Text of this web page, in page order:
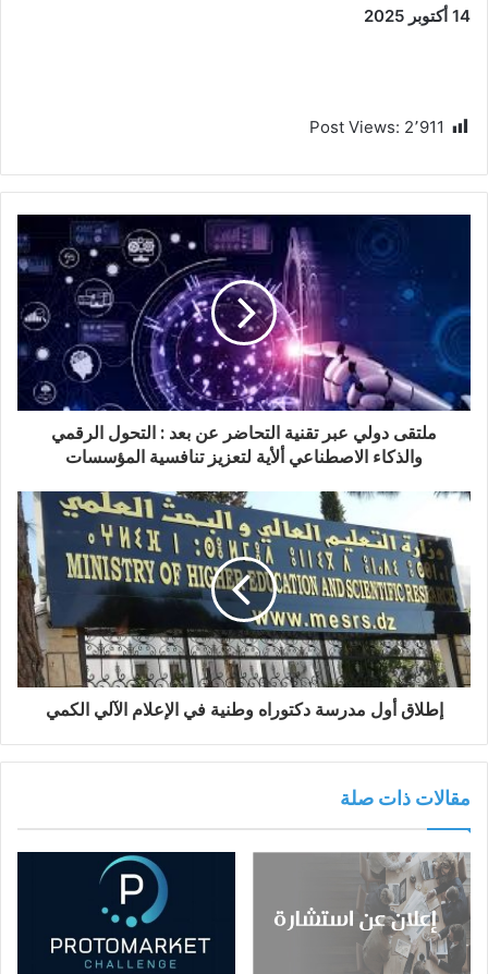
14 أكتوبر 2025
Post Views: 2٬911
ملتقى دولي عبر تقنية التحاضر عن بعد : التحول الرقمي
والذكاء الاصطناعي ألأية لتعزيز تنافسية المؤسسات
إطلاق أول مدرسة دكتوراه وطنية في الإعلام الآلي الكمي
مقالات ذات صلة